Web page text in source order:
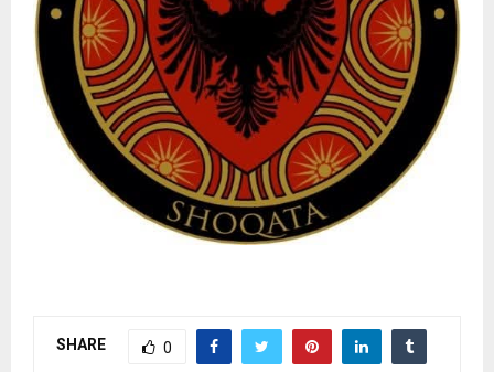
SHARE 0